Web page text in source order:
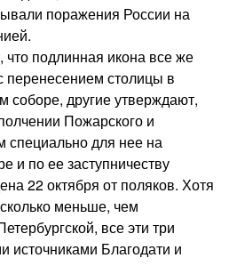
поражения России на
подлинная икона все же
перенесением столицы в
соборе, другие утверждают,
Пожарского и
специально для нее на
и по ее заступничеству
22 октября от поляков. Хотя
меньше, чем
все эти три
источниками Благодати и